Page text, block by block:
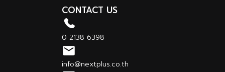
CONTACT US
0 2138 6398
info@nextplus.co.th